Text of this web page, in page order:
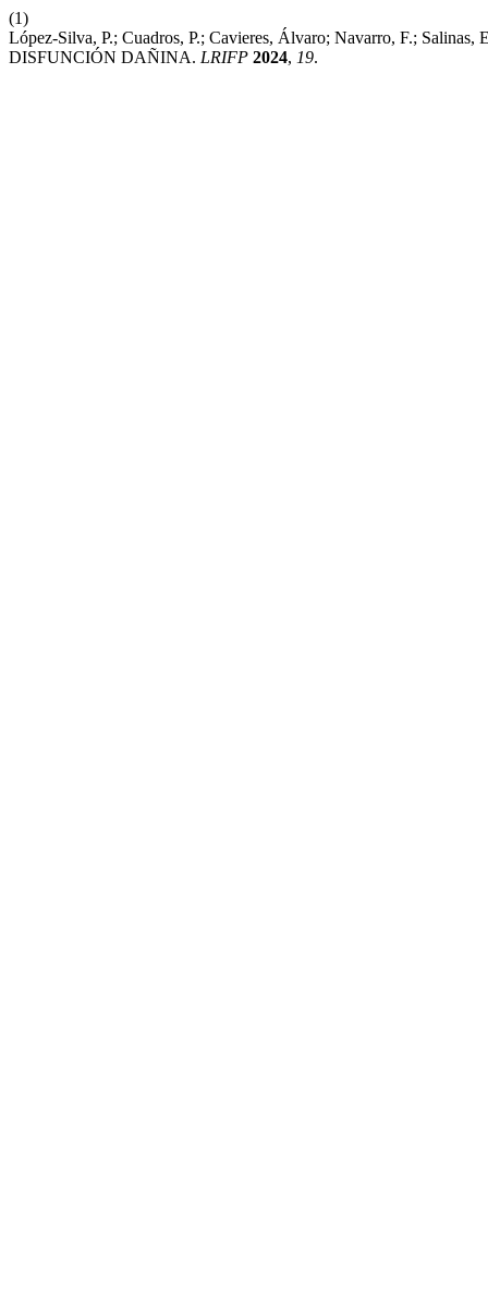
(1)
López-Silva, P.; Cuadros, P.; Cavieres, Álvaro; Navarro, F.;
DISFUNCIÓN DAÑINA. LRIFP 2024, 19.